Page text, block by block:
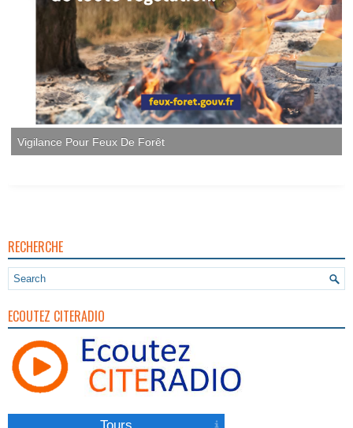
RECHERCHE
ECOUTEZ CITERADIO
Tours